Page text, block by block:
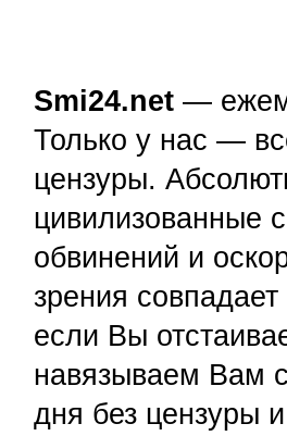
Smi24.net —
Только у нас —
цензуры.
цивилизованные
обвинений и
зрения
если Вы
навязываем Вам
дня без цензуры